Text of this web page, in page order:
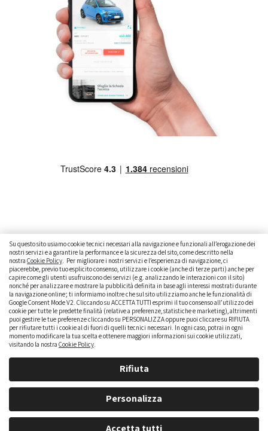
Su questo sito usiamo cookie tecnici necessari alla navigazione e funzionali all’erogazione dei
nostri servizi e a garantire la performance e la sicurezza del sito, come descritto nella
nostra Cookie Policy. Per migliorare i nostri servizi e l’esperienza di navigazione, ci
piacerebbe, previo tuo esplicito consenso, utilizzare i cookie (anche di terze parti) anche per
capire come gli utenti usufruiscono dei servizi (e.g. analizzando le interazioni con il sito)
nonché per analizzare e mostrare la pubblicità definita in base agli interessi mostrati durante
la navigazione online; ti informiamo inoltre che sul sito utilizziamo anche le funzionalità di
Google Consent Mode V2. Cliccando su ACCETTA TUTTI esprimi il tuo consenso all’utilizzo dei
cookie per tutte le predette finalità (relative a preferenze, statistiche e marketing), altrimenti
puoi gestire le tue preferenze cliccando su PERSONALIZZA oppure puoi cliccare su RIFIUTA
per rifiutare tutti i cookie al di fuori di quelli tecnici necessari. In ogni caso, potrai in ogni
momento modificare la tua scelta e ottenere maggiori informazioni sui cookie utilizzati,
visitando la nostra Cookie Policy.
Rifiuta
Personalizza
Accetta tutti
CAMBIARE AUTO
GUIDA ALL’ACQUISTO
GUIDE PRATICHE
CURIOSITÀ
DATI ALLA MANO
DICE LA LEGGE
PARLIAMO DI NOI
brumbrum S.p.A. - Partita IVA: IT 09323210964 - Numero REA: MI - 2083307 - Capitale Sociale: Euro
218,547,65 i.v.rn |Privacy Policy|Cookie Policy